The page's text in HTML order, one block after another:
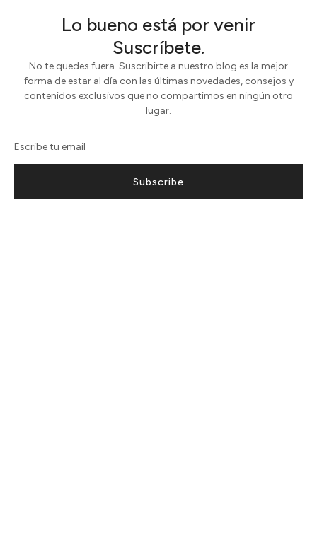
Lo bueno está por venir
Suscríbete.
No te quedes fuera. Suscribirte a nuestro blog es la mejor
forma de estar al día con las últimas novedades, consejos y
contenidos exclusivos que no compartimos en ningún otro
lugar.
Subscribe